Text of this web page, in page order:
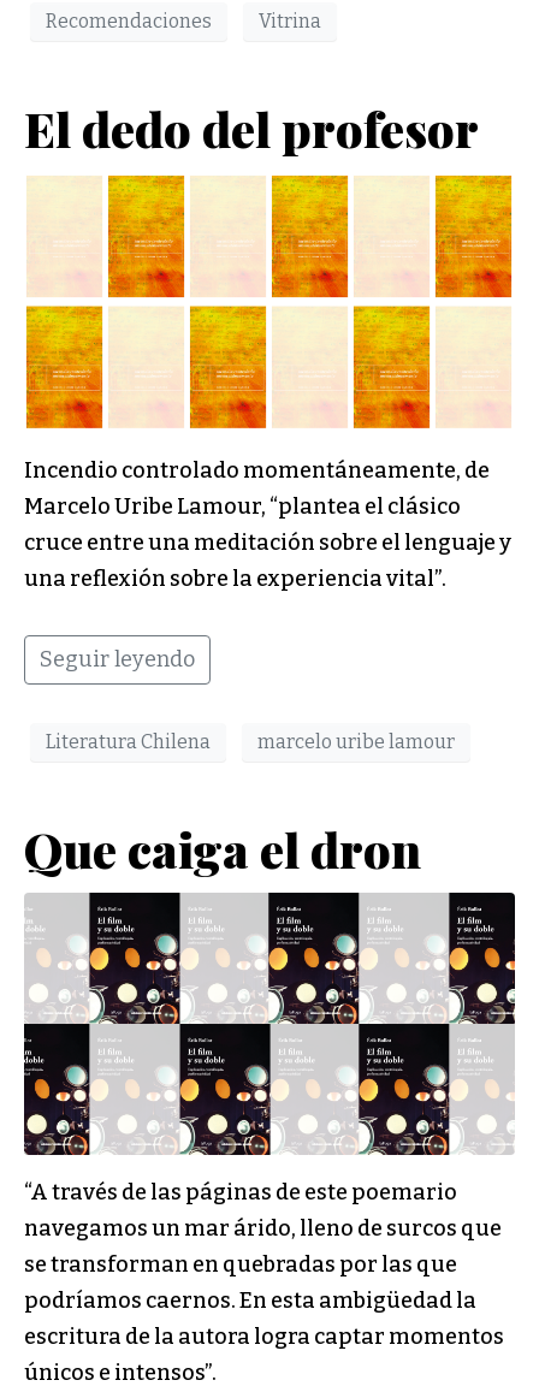
Recomendaciones Vitrina
El dedo del profesor
Incendio controlado momentáneamente, de
Marcelo Uribe Lamour, “plantea el clásico
cruce entre una meditación sobre el lenguaje y
una reflexión sobre la experiencia vital”.
Seguir leyendo
Literatura Chilena marcelo uribe lamour
Que caiga el dron
“A través de las páginas de este poemario
navegamos un mar árido, lleno de surcos que
se transforman en quebradas por las que
podríamos caernos. En esta ambigüedad la
escritura de la autora logra captar momentos
únicos e intensos”.